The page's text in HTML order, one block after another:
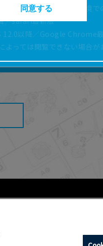
、タブレットは以下の環境で
／safari最新版
12.0以降／Google Chrome
よっては閲覧できない場合が
梱されたものと異な
く変更される場合が
説明書の完全性を保
だけない場合がありま
因する障害を含みます
することがあります
同意する